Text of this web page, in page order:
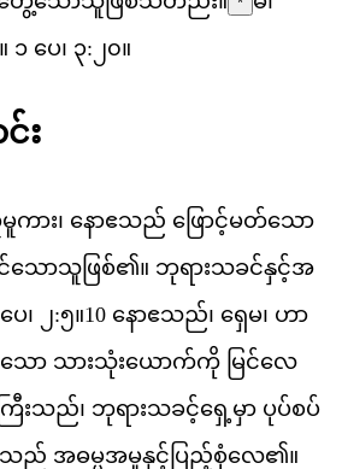
၁ ပေ၊ ၃:၂၀။
င
မကား၊ နဧသည ဖငမတသ
သသ ဖစ်၏။ ဘရသခငနငအ
ပေ၊ ၂:၅။10 နဧသည်၊ ရမ၊ ဟ
သ သသယကက မငလ
ကသည်၊ ဘရသခငရ မ ပပစပ
သည အဓမအမနင ပညစလေ၏။